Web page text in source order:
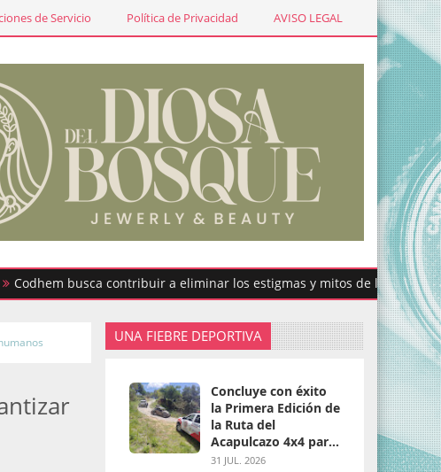
de Servicio Política de Privacidad AVISO LEGAL
busca contribuir a eliminar los estigmas y mitos de la menstruación
UNA FIEBRE DEPORTIVA
Concluye con éxito
la Primera Edición de
la Ruta del
Acapulcazo 4x4 para
parejas
31 JUL. 2026